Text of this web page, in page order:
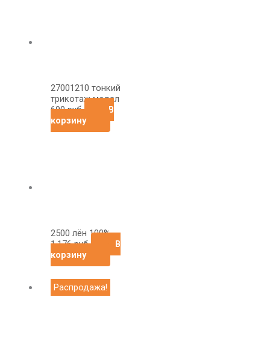
27001210 тонкий
трикотаж модал
690руб
В
корзину
2500 лён 100%
1,176руб
В
корзину
Распродажа!Первоначальная
цена